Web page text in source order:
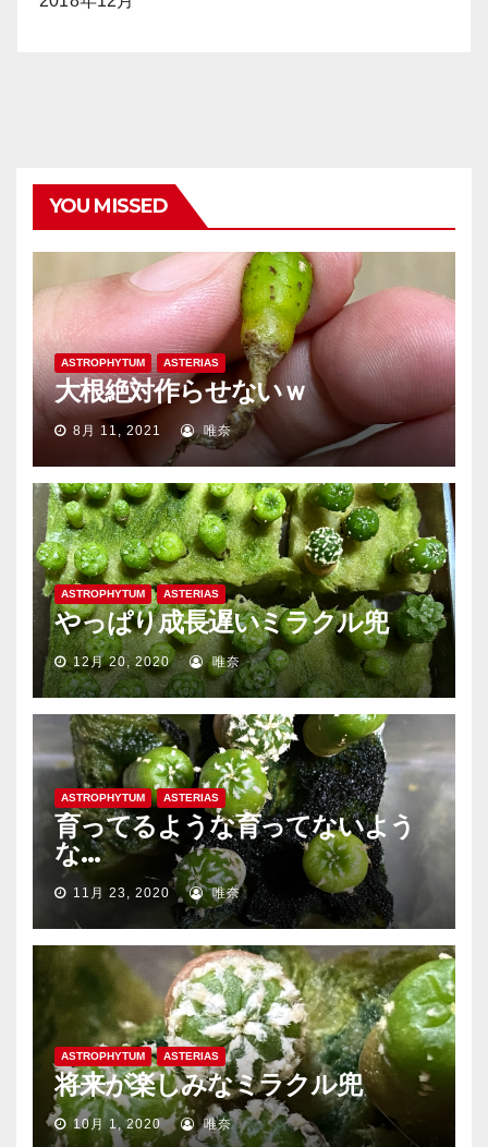
YOU MISSED
ASTROPHYTUM ASTERIAS
大根絶対作らせないｗ
8月 11, 2021 唯奈
ASTROPHYTUM ASTERIAS
やっぱり成長遅いミラクル兜
12月 20, 2020 唯奈
ASTROPHYTUM ASTERIAS
育ってるような育ってないよう
な…
11月 23, 2020 唯奈
ASTROPHYTUM ASTERIAS
将来が楽しみなミラクル兜
10月 1, 2020 唯奈